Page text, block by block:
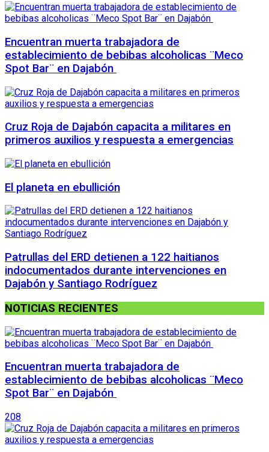
Encuentran muerta trabajadora de
establecimiento de bebibas alcoholicas ¨Meco
Spot Bar¨ en Dajabón
Cruz Roja de Dajabón capacita a militares en
primeros auxilios y respuesta a emergencias
El planeta en ebullición
Patrullas del ERD detienen a 122 haitianos
indocumentados durante intervenciones en
Dajabón y Santiago Rodríguez
NOTICIAS RECIENTES
Encuentran muerta trabajadora de
establecimiento de bebibas alcoholicas ¨Meco
Spot Bar¨ en Dajabón
208